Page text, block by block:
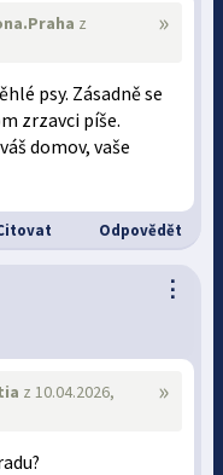
»
z
psy. Zásadně se
zrzavci píše.
domov, vaše
Odpovědět
⋮
»
z 10.04.2026,